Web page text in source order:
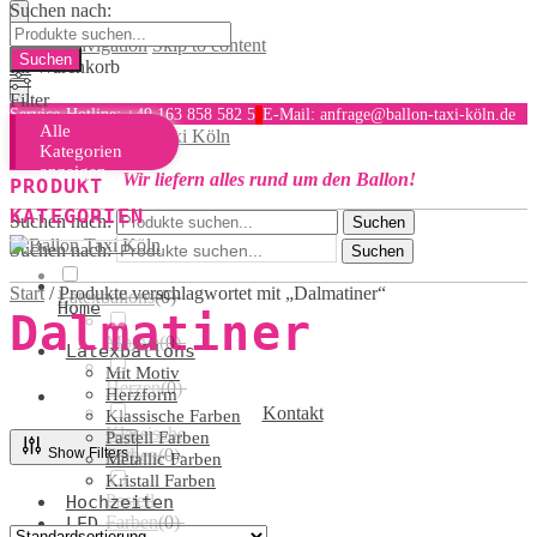
Skip to navigation Skip to content
Ihr Warenkorb
Service-Hotline: +49 163 858 582 5 E-Mail: anfrage@ballon-taxi-köln.de
MENU
Wir liefern alles rund um den Ballon!
Suchen nach: Suchen
Kontakt
Suchen nach: Suchen
Home
Latexballons
Mit Motiv
Herzform
Klassische Farben
Pastell Farben
Metallic Farben
Kristall Farben
Hochzeiten
LED
Start /Produkte verschlagwortet mit „Dalmatiner“
Dalmatiner
Show Filters
Suchen nach:
Alle
Kategorien
anzeigen
Filter
PRODUKT
KATEGORIEN
Latexballons(0)
Motive(0)
Herzen(0)
Klassische
Farben(0)
Pastell
Farben(0)